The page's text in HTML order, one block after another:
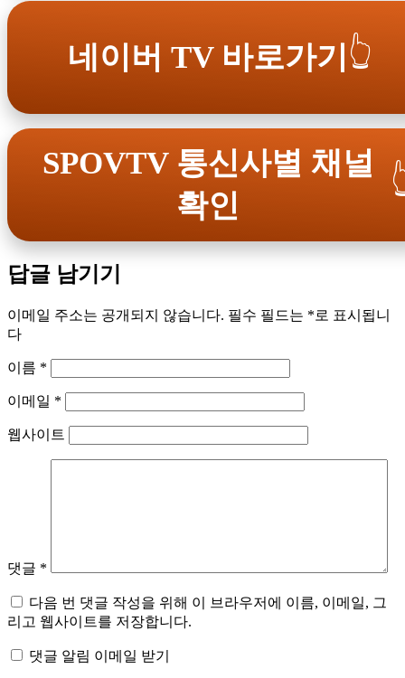
네이버 TV 바로가기👆
SPOVTV 통신사별 채널
확인
답글 남기기
이메일 주소는 공개되지 않습니다. 필수 필드는 *로 표시됩니
다
이름 *
이메일 *
웹사이트
댓글 *
다음 번 댓글 작성을 위해 이 브라우저에 이름, 이메일, 그
리고 웹사이트를 저장합니다.
댓글 알림 이메일 받기